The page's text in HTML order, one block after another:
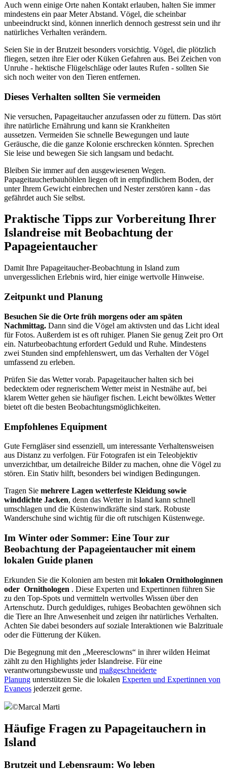
Auch wenn einige Orte nahen Kontakt erlauben, halten Sie immer
mindestens ein paar Meter Abstand. Vögel, die scheinbar
unbeeindruckt sind, können innerlich dennoch gestresst sein und ihr
natürliches Verhalten verändern.
Seien Sie in der Brutzeit besonders vorsichtig. Vögel, die plötzlich
fliegen, setzen ihre Eier oder Küken Gefahren aus. Bei Zeichen von
Unruhe - hektische Flügelschläge oder lautes Rufen - sollten Sie
sich noch weiter von den Tieren entfernen.
Dieses Verhalten sollten Sie vermeiden
Nie versuchen, Papageitaucher anzufassen oder zu füttern. Das stört
ihre natürliche Ernährung und kann sie Krankheiten
aussetzen. Vermeiden Sie schnelle Bewegungen und laute
Geräusche, die die ganze Kolonie erschrecken könnten. Sprechen
Sie leise und bewegen Sie sich langsam und bedacht.
Bleiben Sie immer auf den ausgewiesenen Wegen.
Papageitaucherbauhöhlen liegen oft in empfindlichem Boden, der
unter Ihrem Gewicht einbrechen und Nester zerstören kann - das
gefährdet auch Sie selbst.
Praktische Tipps zur Vorbereitung Ihrer
Islandreise mit Beobachtung der
Papageientaucher
Damit Ihre Papageitaucher-Beobachtung in Island zum
unvergesslichen Erlebnis wird, hier einige wertvolle Hinweise.
Zeitpunkt und Planung
Besuchen Sie die Orte früh morgens oder am späten
Nachmittag. Dann sind die Vögel am aktivsten und das Licht ideal
für Fotos. Außerdem ist es oft ruhiger. Planen Sie genug Zeit pro Ort
ein. Naturbeobachtung erfordert Geduld und Ruhe. Mindestens
zwei Stunden sind empfehlenswert, um das Verhalten der Vögel
umfassend zu erleben.
Prüfen Sie das Wetter vorab. Papageitaucher halten sich bei
bedecktem oder regnerischem Wetter meist in Nestnähe auf, bei
klarem Wetter gehen sie häufiger fischen. Leicht bewölktes Wetter
bietet oft die besten Beobachtungsmöglichkeiten.
Empfohlenes Equipment
Gute Ferngläser sind essenziell, um interessante Verhaltensweisen
aus Distanz zu verfolgen. Für Fotografen ist ein Teleobjektiv
unverzichtbar, um detailreiche Bilder zu machen, ohne die Vögel zu
stören. Ein Stativ hilft, besonders bei windigen Bedingungen.
Tragen Sie mehrere Lagen wetterfeste Kleidung sowie
winddichte Jacken, denn das Wetter in Island kann schnell
umschlagen und die Küstenwindkräfte sind stark. Robuste
Wanderschuhe sind wichtig für die oft rutschigen Küstenwege.
Im Winter oder Sommer: Eine Tour zur
Beobachtung der Papageientaucher mit einem
lokalen Guide planen
Erkunden Sie die Kolonien am besten mit lokalen Ornithologinnen
oder Ornithologen . Diese Experten und Expertinnen führen Sie
zu den Top-Spots und vermitteln wertvolles Wissen über den
Artenschutz. Durch geduldiges, ruhiges Beobachten gewöhnen sich
die Tiere an Ihre Anwesenheit und zeigen ihr natürliches Verhalten.
Achten Sie dabei besonders auf soziale Interaktionen wie Balzrituale
oder die Fütterung der Küken.
Die Begegnung mit den „Meeresclowns“ in ihrer wilden Heimat
zählt zu den Highlights jeder Islandreise. Für eine
verantwortungsbewusste und maßgeschneiderte
Planung unterstützen Sie die lokalen Experten und Expertinnen von
Evaneos jederzeit gerne.
©Marcal Marti
Häufige Fragen zu Papageitauchern in
Island
Brutzeit und Lebensraum: Wo leben